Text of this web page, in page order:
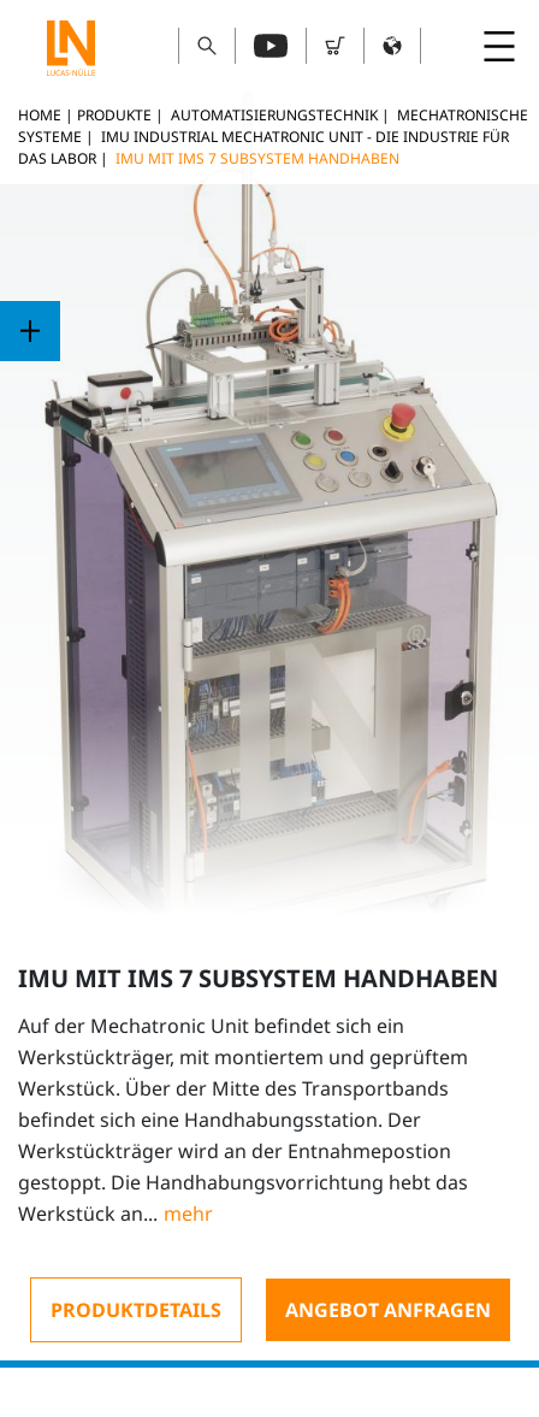
HOME | PRODUKTE | AUTOMATISIERUNGSTECHNIK | MECHATRONISCHE
SYSTEME | IMU INDUSTRIAL MECHATRONIC UNIT - DIE INDUSTRIE FÜR
DAS LABOR | IMU MIT IMS 7 SUBSYSTEM HANDHABEN
IMU MIT IMS 7 SUBSYSTEM HANDHABEN
Auf der Mechatronic Unit befindet sich ein
Werkstückträger, mit montiertem und geprüftem
Werkstück. Über der Mitte des Transportbands
befindet sich eine Handhabungsstation. Der
Werkstückträger wird an der Entnahmepostion
gestoppt. Die Handhabungsvorrichtung hebt das
Werkstück an...
PRODUKTDETAILS ANGEBOT ANFRAGEN